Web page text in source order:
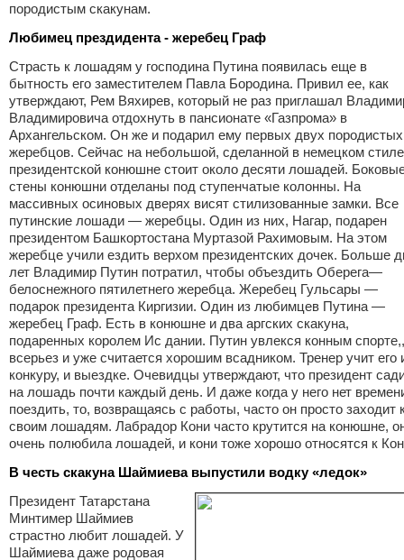
породистым скакунам.
Любимец прездидента - жеребец Граф
Страсть к лошадям у господина Путина появилась еще в
бытность его заместителем Павла Бородина. Привил ее, как
утверждают, Рем Вяхирев, который не раз приглашал
Владимировича отдохнуть в пансионате «Газпрома» в
Архангельском. Он же и подарил ему первых двух породистых
жеребцов. Сейчас на небольшой, сделанной в немецком стиле
президентской конюшне стоит около десяти лошадей.
стены конюшни отделаны под ступенчатые колонны. На
массивных осиновых дверях висят стилизованные замки. Все
путинские лошади — жеребцы. Один из них, Нагар, подарен
президентом Башкортостана Муртазой Рахимовым. На этом
жеребце учили ездить верхом президентских дочек. Больше
лет Владимир Путин потратил, чтобы объездить Оберега—
белоснежного пятилетнего жеребца. Жеребец Гульсары —
подарок президента Киргизии. Один из любимцев Путина —
жеребец Граф. Есть в конюшне и два аргских скакуна,
подаренных королем Ис дании. Путин увлекся конным
всерьез и уже считается хорошим всадником. Тренер учит его
конкуру, и выездке. Очевидцы утверждают, что президент
на лошадь почти каждый день. И даже когда у него нет
поездить, то, возвращаясь с работы, часто он просто заходит
своим лошадям. Лабрадор Кони часто крутится на конюшне,
очень полюбила лошадей, и кони тоже хорошо относятся к
В честь скакуна Шаймиева выпустили водку «ледок»
Президент Татарстана
Минтимер Шаймиев
страстно любит лошадей. У
Шаймиева даже родовая